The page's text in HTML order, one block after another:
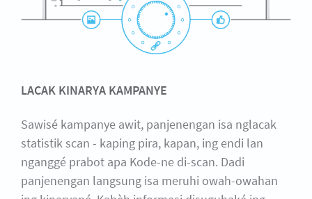
LACAK KINARYA KAMPANYE
Sawisé kampanye awit, panjenengan isa nglacak
statistik scan - kaping pira, kapan, ing endi lan
nganggé prabot apa Kode-ne di-scan. Dadi
panjenengan langsung isa meruhi owah-owahan